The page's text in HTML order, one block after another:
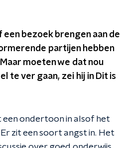
een bezoek brengen aan de
partijen hebben
moeten we dat nou
te ver gaan, zei hij in Dit is
een ondertoon in alsof het
zit een soort angst in. Het